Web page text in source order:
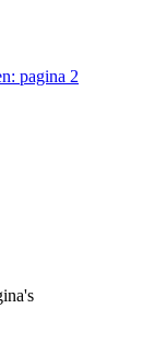
pagina 2